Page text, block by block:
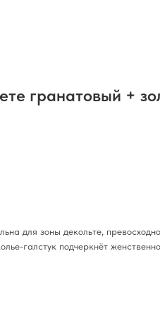
гранатовый +
для зоны декольте,
галстук подчеркнёт